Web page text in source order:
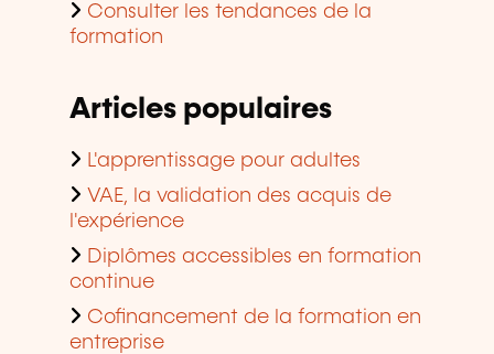
Consulter les tendances de la
formation
Articles populaires
L'apprentissage pour adultes
VAE, la validation des acquis de
l'expérience
Diplômes accessibles en formation
continue
Cofinancement de la formation en
entreprise